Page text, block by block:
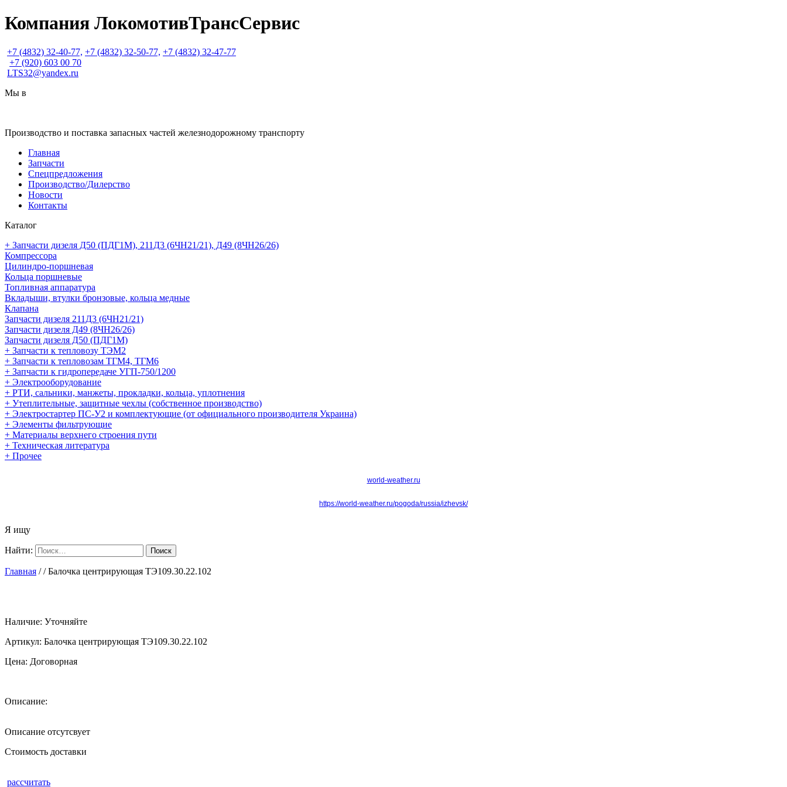
Компания ЛокомотивТрансСервис
+7 (4832) 32-40-77, +7 (4832) 32-50-77, +7 (4832) 32-47-77
+7 (920) 603 00 70
LTS32@yandex.ru
Мы в
Производство и поставка запасных частей железнодорожному транспорту
Главная
Запчасти
Спецпредложения
Производство/Дилерство
Новости
Контакты
Каталог
+ Запчасти дизеля Д50 (ПДГ1М), 211Д3 (6ЧН21/21), Д49 (8ЧН26/26)
Компрессора
Цилиндро-поршневая
Кольца поршневые
Топливная аппаратура
Вкладыши, втулки бронзовые, кольца медные
Клапана
Запчасти дизеля 211Д3 (6ЧН21/21)
Запчасти дизеля Д49 (8ЧН26/26)
Запчасти дизеля Д50 (ПДГ1М)
+ Запчасти к тепловозу ТЭМ2
+ Запчасти к тепловозам ТГМ4, ТГМ6
+ Запчасти к гидропередаче УГП-750/1200
+ Электрооборудование
+ РТИ, сальники, манжеты, прокладки, кольца, уплотнения
+ Утеплительные, защитные чехлы (собственное производство)
+ Электростартер ПС-У2 и комплектующие (от официального производителя Украина)
+ Элементы фильтрующие
+ Материалы верхнего строения пути
+ Техническая литература
+ Прочее
world-weather.ru
https://world-weather.ru/pogoda/russia/izhevsk/
Я ищу
Найти:
Главная // Балочка центрирующая ТЭ109.30.22.102
Наличие: Уточняйте
Артикул: Балочка центрирующая ТЭ109.30.22.102
Цена: Договорная
Описание:
Описание отсутсвует
Стоимость доставки
рассчитать